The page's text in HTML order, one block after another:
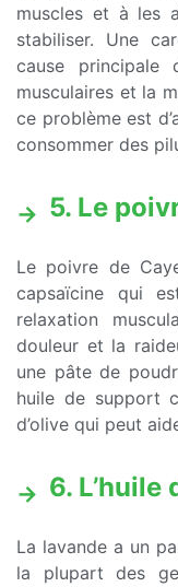
muscles et à les
stabiliser. Une
cause principale
musculaires et la
ce problème est
consommer des
5. Le
Le poivre de
capsaïcine qui
relaxation
douleur et la
une pâte de
huile de support
d’olive qui peut
6. L’huile
La lavande a un
la plupart des